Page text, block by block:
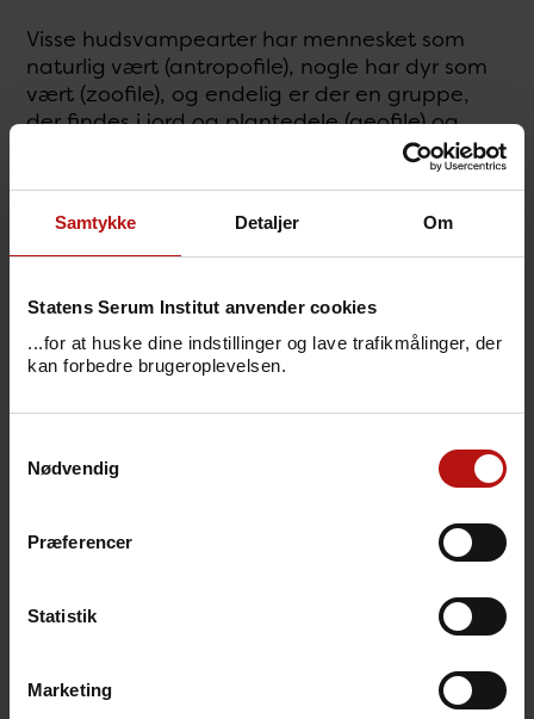
Samtykke Detaljer Om
Statens Serum Institut anvender cookies
...for at huske dine indstillinger og lave trafikmålinger, der
kan forbedre brugeroplevelsen.
Nødvendig
Præferencer
Statistik
Marketing
Visse hudsvampearter har mennesket som
naturlig vært (antropofile), nogle har dyr som
vært (zoofile), og endelig er der en gruppe,
der findes i jord og plantedele (geofile) og
Smitteveje
Særligt for sundhedsfagligt personale